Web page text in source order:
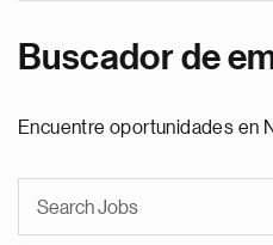
Buscador de
Encuentre oportunidades en